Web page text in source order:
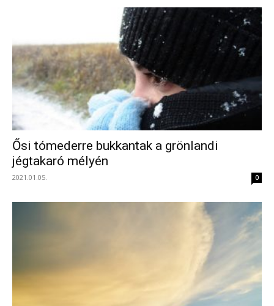
Ősi tómederre bukkantak a grönlandi
jégtakaró mélyén
2021.01.05. 0